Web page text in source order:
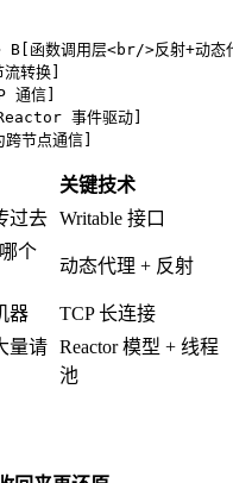
函数调用层<br/>反射+动态
转换]
通信]
事件驱动]
节点通信]
关键技术
过去 Writable 接口
个
动态代理 + 反射
器
TCP 长连接
量请 Reactor 模型 + 线程
池